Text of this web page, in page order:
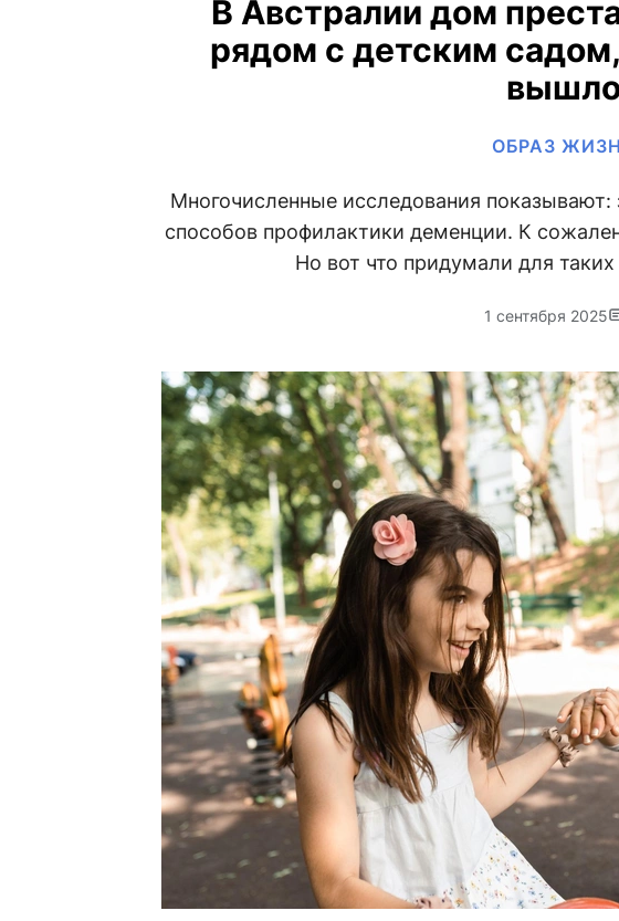
В Австралии дом
рядом с детским садом,
ОБРАЗ
Многочисленные исследования
способов профилактики деменции. К
Но вот что придумали для
1 сентября 2025